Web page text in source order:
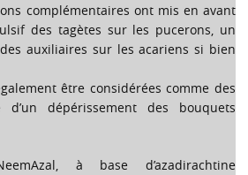
complémentaires ont mis en avant
des tagètes sur les pucerons, un
auxiliaires sur les acariens si bien
être considérées comme des
d’un dépérissement des bouquets
à base d’azadirachtine